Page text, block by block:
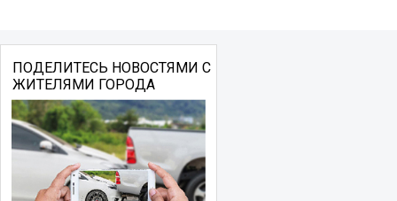
ПОДЕЛИТЕСЬ НОВОСТЯМИ С
ЖИТЕЛЯМИ ГОРОДА